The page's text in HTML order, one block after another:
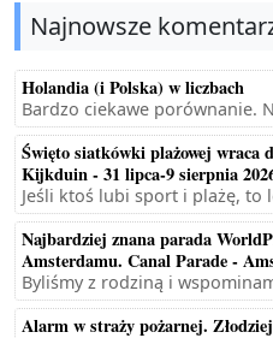
Najnowsze
Holandia (i Polska) w liczbach
Bardzo ciekawe porównanie.
Święto siatkówki plażowej
Kijkduin - 31 lipca-9 sierpnia
Jeśli ktoś lubi sport i plażę, to
Najbardziej znana parada
Amsterdamu. Canal Parade -
Byliśmy z rodziną i
Alarm w straży pożarnej.